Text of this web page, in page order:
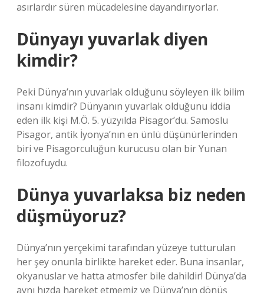
asırlardır süren mücadelesine dayandırıyorlar.
Dünyayı yuvarlak diyen
kimdir?
Peki Dünya’nın yuvarlak olduğunu söyleyen ilk bilim
insanı kimdir? Dünyanın yuvarlak olduğunu iddia
eden ilk kişi M.Ö. 5. yüzyılda Pisagor’du. Samoslu
Pisagor, antik İyonya’nın en ünlü düşünürlerinden
biri ve Pisagorculuğun kurucusu olan bir Yunan
filozofuydu.
Dünya yuvarlaksa biz neden
düşmüyoruz?
Dünya’nın yerçekimi tarafından yüzeye tutturulan
her şey onunla birlikte hareket eder. Buna insanlar,
okyanuslar ve hatta atmosfer bile dahildir! Dünya’da
aynı hızda hareket etmemiz ve Dünya’nın dönüş